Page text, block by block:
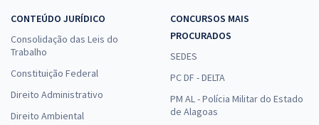
CONTEÚDO JURÍDICO
Consolidação das Leis do
Trabalho
Constituição Federal
Direito Administrativo
Direito Ambiental
CONCURSOS MAIS
PROCURADOS
SEDES
PC DF - DELTA
PM AL - Polícia Militar do Estado
de Alagoas